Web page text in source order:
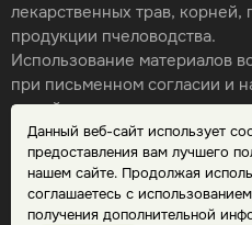
Данный веб-сайт использует
предоставления вам лучшего
нашем сайте. Продолжая
соглашаетесь с
получения дополнительной
лекарственных трав, корней,
продукции пчеловодства.
Использование материалов
при письменном согласии и
на сайт.
Карта сайта
Политика
Публичная оферта
Обработка персональных